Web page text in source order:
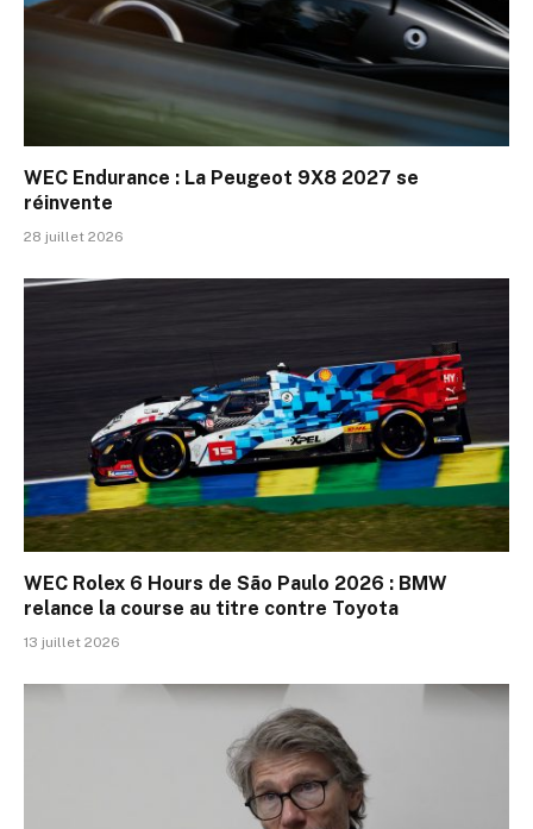
WEC Endurance : La Peugeot 9X8 2027 se
réinvente
28 juillet 2026
WEC Rolex 6 Hours de São Paulo 2026 : BMW
relance la course au titre contre Toyota
13 juillet 2026